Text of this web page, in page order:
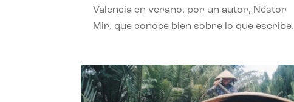
Valencia en verano, por un autor, Néstor
Mir, que conoce bien sobre lo que escribe.